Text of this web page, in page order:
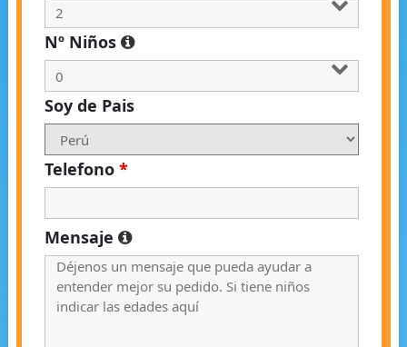
Nº Niños
Soy de Pais
Telefono *
Mensaje